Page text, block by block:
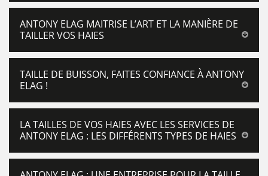
ANTONY ELAG MAITRISE L’ART ET LA MANIÈRE DE
TAILLER VOS HAIES
TAILLE DE BUISSON, FAITES CONFIANCE À ANTONY
ELAG !
LA TAILLES DE VOS HAIES AVEC LES SERVICES DE
ANTONY ELAG : LES DIFFÉRENTS TYPES DE HAIES